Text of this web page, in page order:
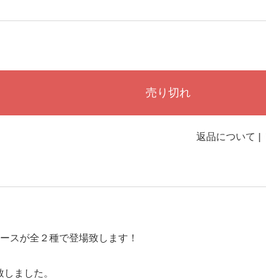
返品について |
スが全２種で登場致します！
ました。